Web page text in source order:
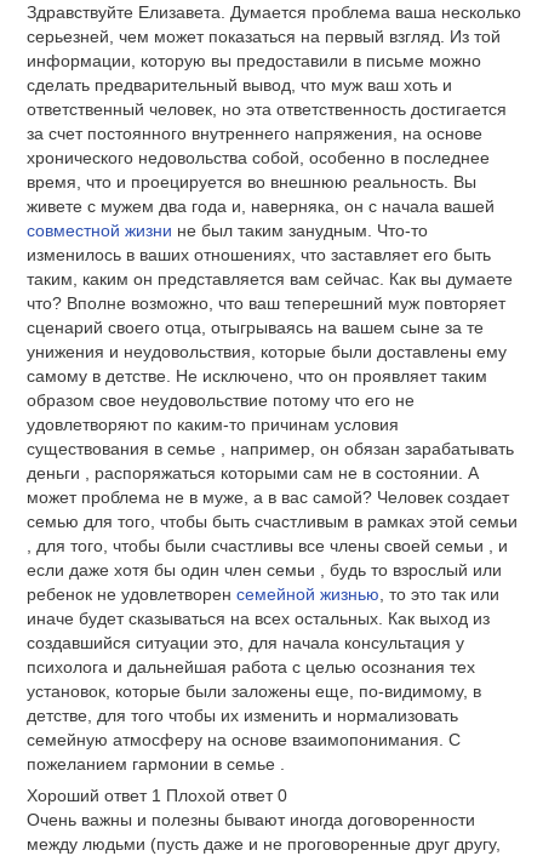
Здравствуйте Елизавета. Думается проблема ваша несколько
серьезней, чем может показаться на первый взгляд. Из той
информации, которую вы предоставили в письме можно
сделать предварительный вывод, что муж ваш хоть и
ответственный человек, но эта ответственность достигается
за счет постоянного внутреннего напряжения, на основе
хронического недовольства собой, особенно в последнее
время, что и проецируется во внешнюю реальность. Вы
живете с мужем два года и, наверняка, он с начала вашей
совместной жизни не был таким занудным. Что-то
изменилось в ваших отношениях, что заставляет его быть
таким, каким он представляется вам сейчас. Как вы думаете
что? Вполне возможно, что ваш теперешний муж повторяет
сценарий своего отца, отыгрываясь на вашем сыне за те
унижения и неудовольствия, которые были доставлены ему
самому в детстве. Не исключено, что он проявляет таким
образом свое неудовольствие потому что его не
удовлетворяют по каким-то причинам условия
существования в семье , например, он обязан зарабатывать
деньги , распоряжаться которыми сам не в состоянии. А
может проблема не в муже, а в вас самой? Человек создает
семью для того, чтобы быть счастливым в рамках этой семьи
, для того, чтобы были счастливы все члены своей семьи , и
если даже хотя бы один член семьи , будь то взрослый или
ребенок не удовлетворен семейной жизнью , то это так или
иначе будет сказываться на всех остальных. Как выход из
создавшийся ситуации это, для начала консультация у
психолога и дальнейшая работа с целью осознания тех
установок, которые были заложены еще, по-видимому, в
детстве, для того чтобы их изменить и нормализовать
семейную атмосферу на основе взаимопонимания. С
пожеланием гармонии в семье .
Хороший ответ 1 Плохой ответ0
Очень важны и полезны бывают иногда договоренности
между людьми (пусть даже и не проговоренные друг другу,